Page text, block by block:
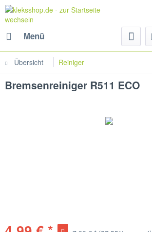
Menü
Übersicht Reiniger
Bremsenreiniger R511 ECO